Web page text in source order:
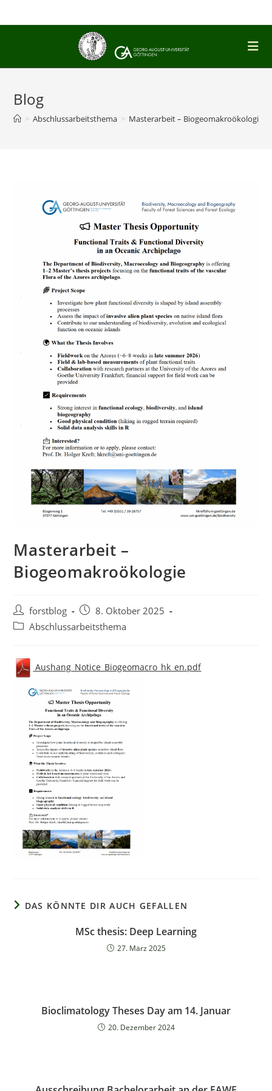
Inhalt
Blog
> Abschlussarbeitsthema > Masterarbeit – Biogeomakroökologie
Masterarbeit –
Biogeomakroökologie
Beitrags-
Autor:
forstblog
Beitrag
veröffentlicht:
8. Oktober 2025
Beitrags-
Abschlussarbeitsthema
Aushang_Notice_Biogeomacro_hk_en.pdf
DAS KÖNNTE DIR AUCH GEFALLEN
MSc thesis: Deep Learning
27. März 2025
Bioclimatology Theses Day am 14. Januar
20. Dezember 2024